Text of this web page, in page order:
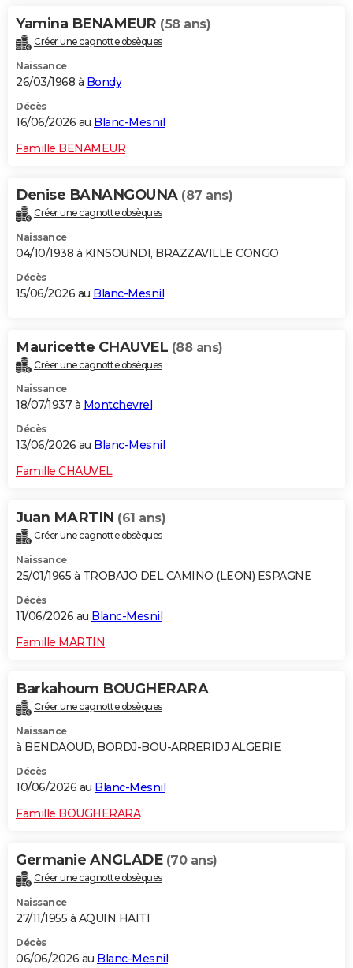
Yamina BENAMEUR (58 ans)
Créer une cagnotte obsèques
Naissance
26/03/1968 à Bondy
Décès
16/06/2026 au Blanc-Mesnil
Famille BENAMEUR
Denise BANANGOUNA (87 ans)
Créer une cagnotte obsèques
Naissance
04/10/1938 à KINSOUNDI, BRAZZAVILLE CONGO
Décès
15/06/2026 au Blanc-Mesnil
Mauricette CHAUVEL (88 ans)
Créer une cagnotte obsèques
Naissance
18/07/1937 à Montchevrel
Décès
13/06/2026 au Blanc-Mesnil
Famille CHAUVEL
Juan MARTIN (61 ans)
Créer une cagnotte obsèques
Naissance
25/01/1965 à TROBAJO DEL CAMINO (LEON) ESPAGNE
Décès
11/06/2026 au Blanc-Mesnil
Famille MARTIN
Barkahoum BOUGHERARA
Créer une cagnotte obsèques
Naissance
à BENDAOUD, BORDJ-BOU-ARRERIDJ ALGERIE
Décès
10/06/2026 au Blanc-Mesnil
Famille BOUGHERARA
Germanie ANGLADE (70 ans)
Créer une cagnotte obsèques
Naissance
27/11/1955 à AQUIN HAITI
Décès
06/06/2026 au Blanc-Mesnil